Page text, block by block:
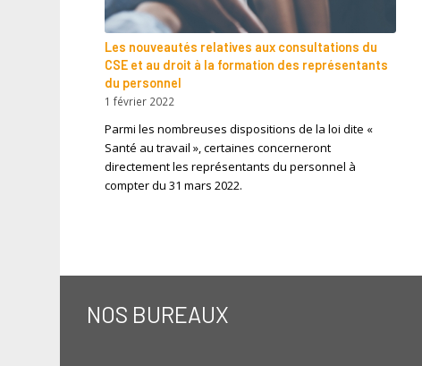
Les nouveautés relatives aux consultations du
CSE et au droit à la formation des représentants
du personnel
1 février 2022
Parmi les nombreuses dispositions de la loi dite «
Santé au travail », certaines concerneront
directement les représentants du personnel à
compter du 31 mars 2022.
NOS BUREAUX